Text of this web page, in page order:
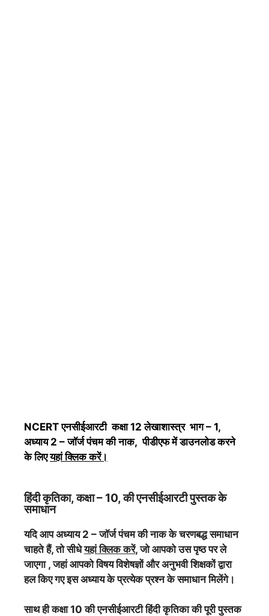
NCERT एनसीईआरटी कक्षा 12 लेखाशास्त्र भाग – 1,
अध्याय 2 – जॉर्ज पंचम की नाक, पीडीएफ में डाउनलोड करने
के लिएयहां क्लिक करें।
हिंदी कृतिका, कक्षा – 10, की एनसीईआरटी पुस्तक के
समाधान
यदि आप अध्याय 2 – जॉर्ज पंचम की नाक के चरणबद्ध समाधान
चाहते हैं, तो सीधेयहां क्लिक करें, जो आपको उस पृष्ठ पर ले
जाएगा , जहां आपको विषय विशेषज्ञों और अनुभवी शिक्षकों द्वारा
हल किए गए इस अध्याय के प्रत्येक प्रश्न के समाधान मिलेंगे।
साथ ही कक्षा 10 की एनसीईआरटी हिंदी कृतिका की पूरी पुस्तक